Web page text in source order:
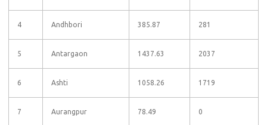
4 Andhbori 385.87 281
5 Antargaon 1437.63 2037
6 Ashti 1058.26 1719
7 Aurangpur 78.49 0